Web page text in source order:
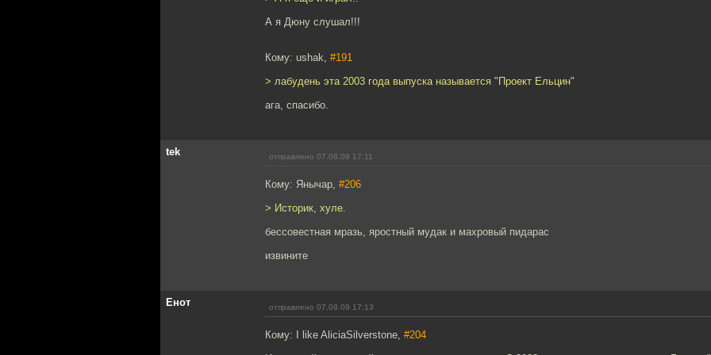
А я Дюну слушал!!!
Кому: ushak, #191
> лабудень эта 2003 года выпуска называется "Проект Ельцин"
ага, спасибо.
tek отправлено 07.08.09 17:11
Кому: Янычар, #206
> Историк, хуле.
бессовестная мразь, яростный мудак и махровый пидарас
извините
Енот отправлено 07.08.09 17:13
Кому: I like AliciaSilverstone, #204